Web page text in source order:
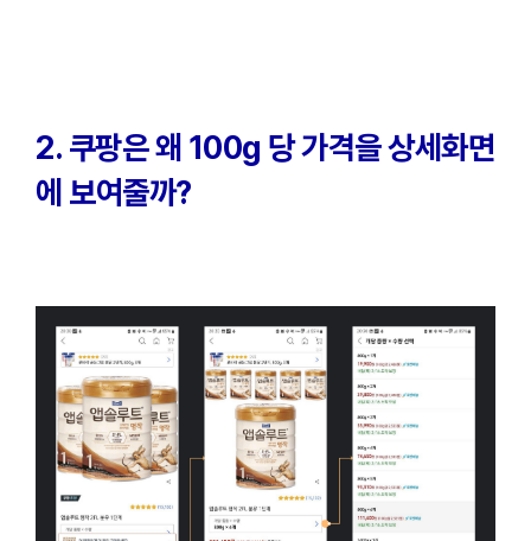
2. 쿠팡은 왜 100g 당 가격을 상세화면
에 보여줄까?